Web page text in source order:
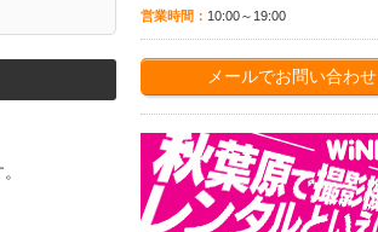
営業時間： 10:00～19:00
メールでお問い合わせ